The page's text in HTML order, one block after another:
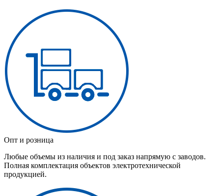
Опт и розница
Любые объемы из наличия и под заказ напрямую с заводов.
Полная комплектация объектов электротехнической
продукцией.